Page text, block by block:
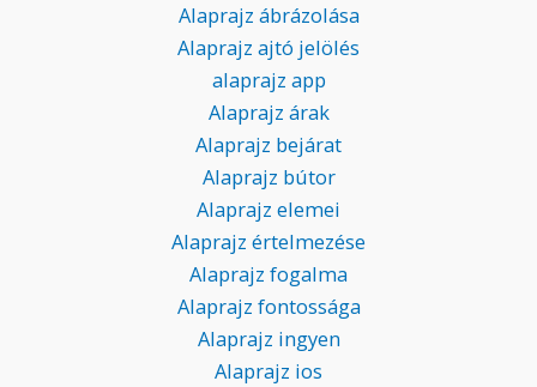
Alaprajz ábrázolása
Alaprajz ajtó jelölés
alaprajz app
Alaprajz árak
Alaprajz bejárat
Alaprajz bútor
Alaprajz elemei
Alaprajz értelmezése
Alaprajz fogalma
Alaprajz fontossága
Alaprajz ingyen
Alaprajz ios